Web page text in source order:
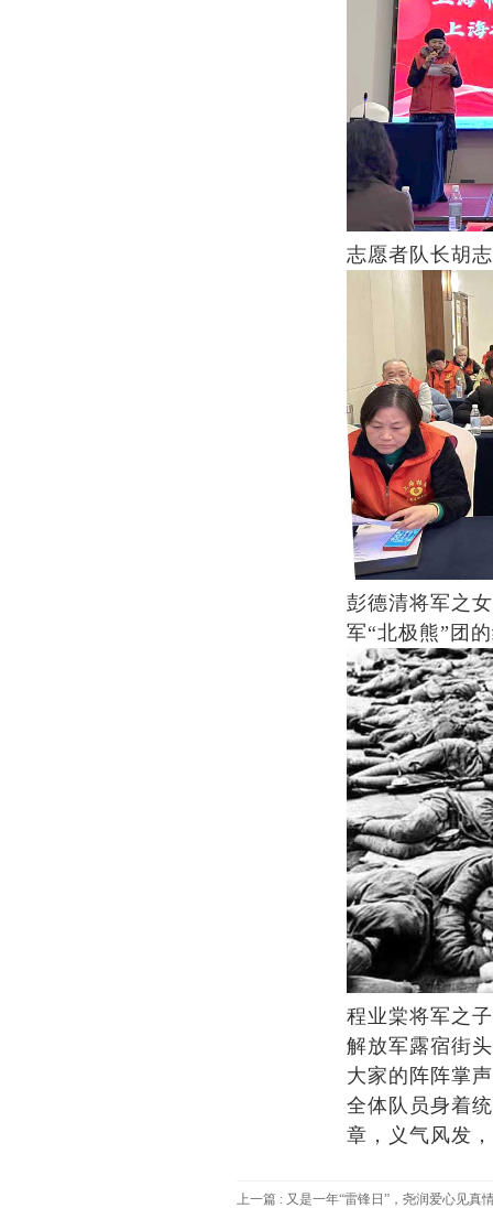
志愿者队长胡
彭德清将军之
军“北极熊”团
程业棠将军之
解放军露宿街
大家的阵阵掌
全体队员身着
章，义气风发
上一篇 : 又是一年“雷锋日”，尧润爱心见真